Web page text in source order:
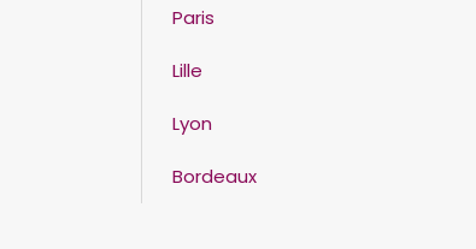
Paris
Lille
Lyon
Bordeaux